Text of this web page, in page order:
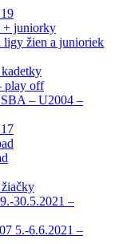
+ juniorky
ligy žien a junioriek
play off
– U2004 –
30.5.2021 –
5.-6.6.2021 –